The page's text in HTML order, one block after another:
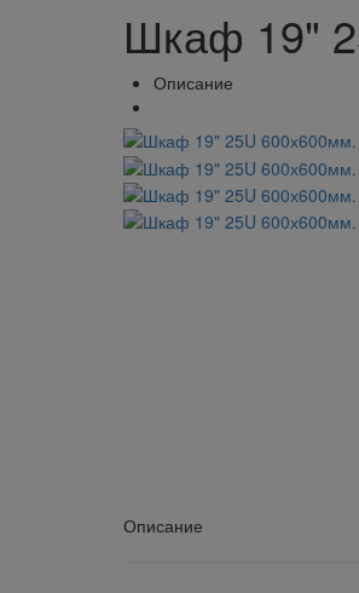
Шкаф 19"
Описание
Описание